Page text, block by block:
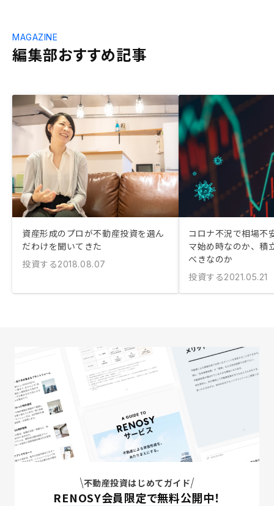
編集部おすすめ記事
MAGAZINE
資産形成のプロが不動産投資を選ん
だわけを聞いてきた
投資する2018.08.07
コロナ不況で相場
マ始め時なのか、積
べきなのか
投資する2021.05.21
不動産投資はじめてガイド
RENOSY会員限定で無料公開中！